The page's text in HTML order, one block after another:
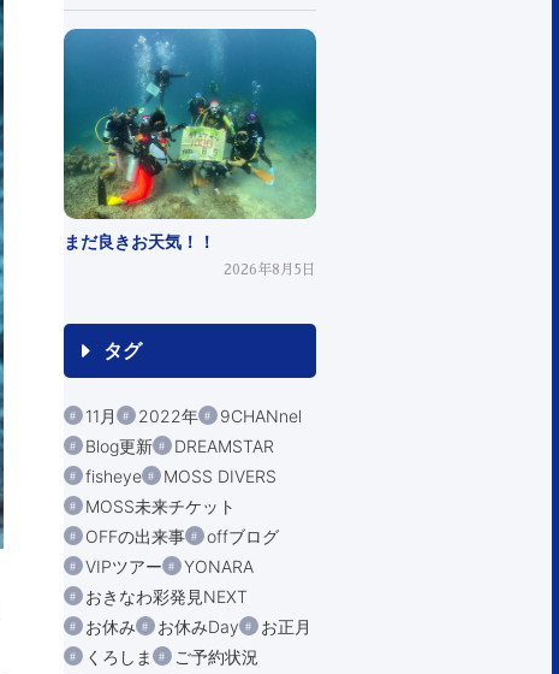
まだ良きお天気！！
2026年8月5日
タグ
11月 2022年
9CHANnel
Blog更新
DREAMSTAR
fisheye
MOSS DIVERS
MOSS未来チケット
OFFの出来事
offブログ
VIPツアー
YONARA
おきなわ彩発見NEXT
お休み
お休みDay
お正月
くろしま
ご予約状況